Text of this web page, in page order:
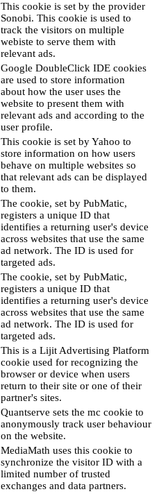
This cookie is set by the provider
Sonobi. This cookie is used to
track the visitors on multiple
webiste to serve them with
relevant ads.
Google DoubleClick IDE cookies
are used to store information
about how the user uses the
website to present them with
relevant ads and according to the
user profile.
This cookie is set by Yahoo to
store information on how users
behave on multiple websites so
that relevant ads can be displayed
to them.
The cookie, set by PubMatic,
registers a unique ID that
identifies a returning user's device
across websites that use the same
ad network. The ID is used for
targeted ads.
The cookie, set by PubMatic,
registers a unique ID that
identifies a returning user's device
across websites that use the same
ad network. The ID is used for
targeted ads.
This is a Lijit Advertising Platform
cookie used for recognizing the
browser or device when users
return to their site or one of their
partner's sites.
Quantserve sets the mc cookie to
anonymously track user behaviour
on the website.
MediaMath uses this cookie to
synchronize the visitor ID with a
limited number of trusted
exchanges and data partners.